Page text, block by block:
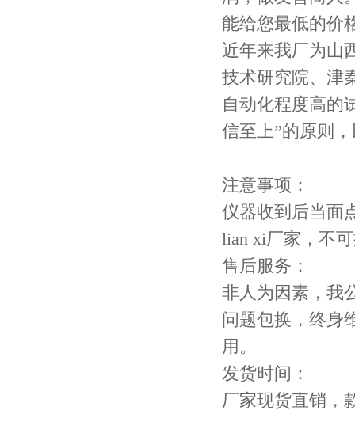
能给您最低的价
近年来我厂为山
技术研究院、津
自动化程度高的
信至上”的原则
注意事项：
仪器收到后当面
lian xi厂家，不
售后服务：
非人为因素，我
问题包换，终身
用。
发货时间：
厂家现货直销，